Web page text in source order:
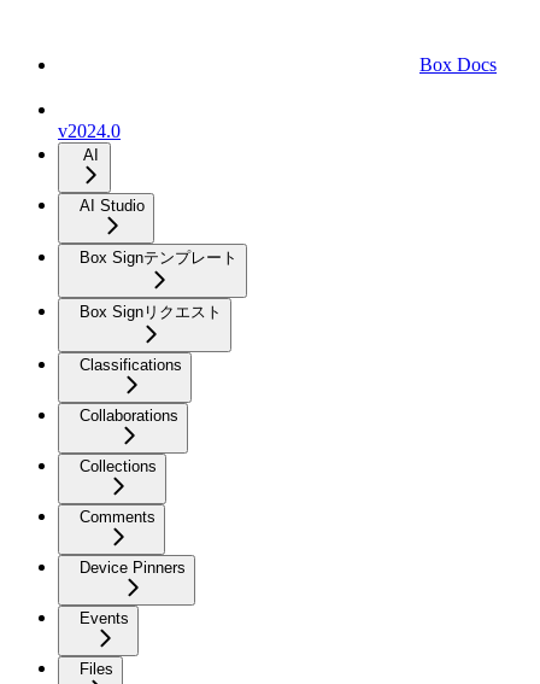
Box Docs
v2024.0
AI
AI Studio
Box Signテンプレート
Box Signリクエスト
Classifications
Collaborations
Collections
Comments
Device Pinners
Events
Files